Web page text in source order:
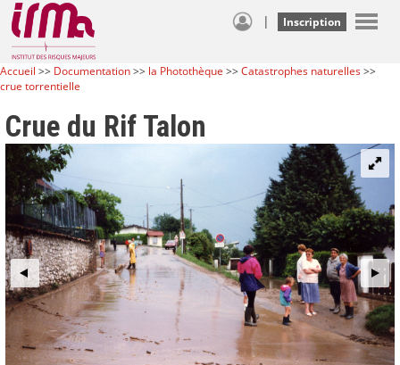
| Inscription
Accueil >> Documentation>> la Photothèque >>Catastrophes naturelles>>
crue torrentielle
Crue du Rif Talon